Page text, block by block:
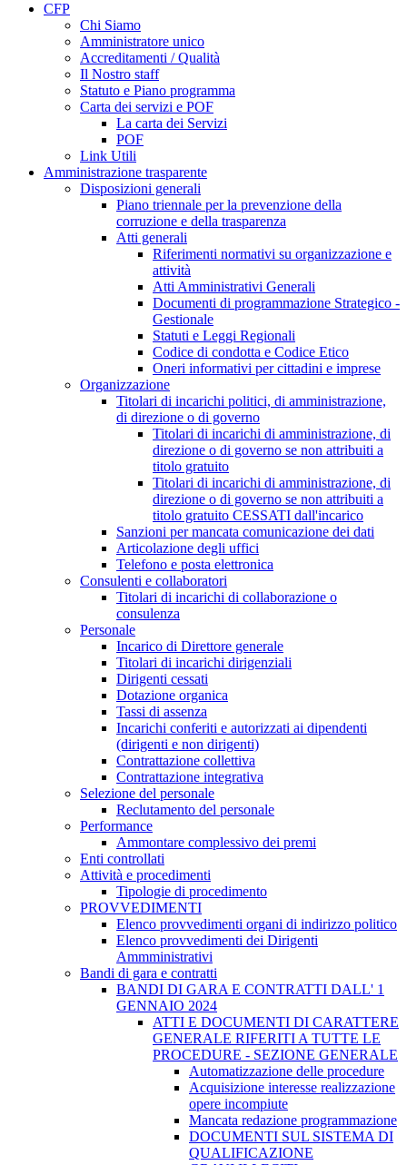
CFP
Chi Siamo
Amministratore unico
Accreditamenti / Qualità
Il Nostro staff
Statuto e Piano programma
Carta dei servizi e POF
La carta dei Servizi
POF
Link Utili
Amministrazione trasparente
Disposizioni generali
Piano triennale per la prevenzione della
corruzione e della trasparenza
Atti generali
Riferimenti normativi su organizzazione e
attività
Atti Amministrativi Generali
Documenti di programmazione Strategico -
Gestionale
Statuti e Leggi Regionali
Codice di condotta e Codice Etico
Oneri informativi per cittadini e imprese
Organizzazione
Titolari di incarichi politici, di amministrazione,
di direzione o di governo
Titolari di incarichi di amministrazione, di
direzione o di governo se non attribuiti a
titolo gratuito
Titolari di incarichi di amministrazione, di
direzione o di governo se non attribuiti a
titolo gratuito CESSATI dall'incarico
Sanzioni per mancata comunicazione dei dati
Articolazione degli uffici
Telefono e posta elettronica
Consulenti e collaboratori
Titolari di incarichi di collaborazione o
consulenza
Personale
Incarico di Direttore generale
Titolari di incarichi dirigenziali
Dirigenti cessati
Dotazione organica
Tassi di assenza
Incarichi conferiti e autorizzati ai dipendenti
(dirigenti e non dirigenti)
Contrattazione collettiva
Contrattazione integrativa
Selezione del personale
Reclutamento del personale
Performance
Ammontare complessivo dei premi
Enti controllati
Attività e procedimenti
Tipologie di procedimento
PROVVEDIMENTI
Elenco provvedimenti organi di indirizzo politico
Elenco provvedimenti dei Dirigenti
Ammministrativi
Bandi di gara e contratti
BANDI DI GARA E CONTRATTI DALL' 1
GENNAIO 2024
ATTI E DOCUMENTI DI CARATTERE
GENERALE RIFERITI A TUTTE LE
PROCEDURE - SEZIONE GENERALE
Automatizzazione delle procedure
Acquisizione interesse realizzazione
opere incompiute
Mancata redazione programmazione
DOCUMENTI SUL SISTEMA DI
QUALIFICAZIONE